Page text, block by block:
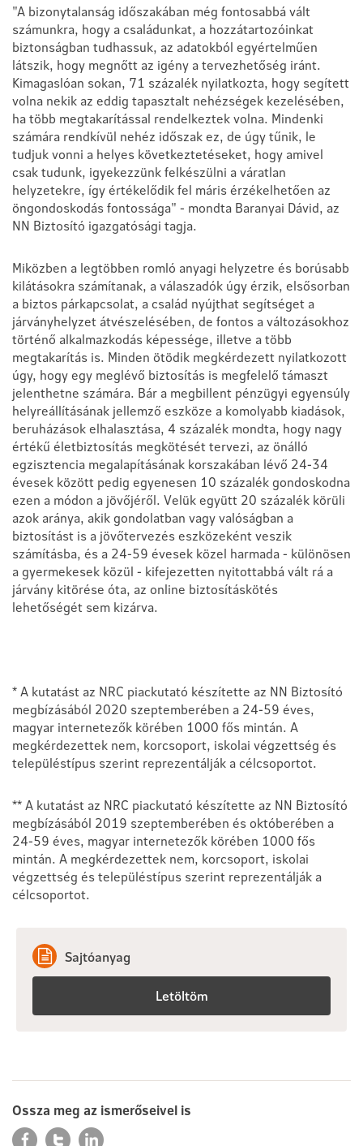
"A bizonytalanság időszakában még fontosabbá vált
számunkra, hogy a családunkat, a hozzátartozóinkat
biztonságban tudhassuk, az adatokból egyértelműen
látszik, hogy megnőtt az igény a tervezhetőség iránt.
Kimagaslóan sokan, 71 százalék nyilatkozta, hogy segített
volna nekik az eddig tapasztalt nehézségek kezelésében,
ha több megtakarítással rendelkeztek volna. Mindenki
számára rendkívül nehéz időszak ez, de úgy tűnik, le
tudjuk vonni a helyes következtetéseket, hogy amivel
csak tudunk, igyekezzünk felkészülni a váratlan
helyzetekre, így értékelődik fel máris érzékelhetően az
öngondoskodás fontossága" - mondta Baranyai Dávid, az
NN Biztosító igazgatósági tagja.
Miközben a legtöbben romló anyagi helyzetre és borúsabb
kilátásokra számítanak, a válaszadók úgy érzik, elsősorban
a biztos párkapcsolat, a család nyújthat segítséget a
járványhelyzet átvészelésében, de fontos a változásokhoz
történő alkalmazkodás képessége, illetve a több
megtakarítás is. Minden ötödik megkérdezett nyilatkozott
úgy, hogy egy meglévő biztosítás is megfelelő támaszt
jelenthetne számára. Bár a megbillent pénzügyi egyensúly
helyreállításának jellemző eszköze a komolyabb kiadások,
beruházások elhalasztása, 4 százalék mondta, hogy nagy
értékű életbiztosítás megkötését tervezi, az önálló
egzisztencia megalapításának korszakában lévő 24-34
évesek között pedig egyenesen 10 százalék gondoskodna
ezen a módon a jövőjéről. Velük együtt 20 százalék körüli
azok aránya, akik gondolatban vagy valóságban a
biztosítást is a jövőtervezés eszközeként veszik
számításba, és a 24-59 évesek közel harmada - különösen
a gyermekesek közül - kifejezetten nyitottabbá vált rá a
járvány kitörése óta, az online biztosításkötés
lehetőségét sem kizárva.
* A kutatást az NRC piackutató készítette az NN Biztosító
megbízásából 2020 szeptemberében a 24-59 éves,
magyar internetezők körében 1000 fős mintán. A
megkérdezettek nem, korcsoport, iskolai végzettség és
településtípus szerint reprezentálják a célcsoportot.
** A kutatást az NRC piackutató készítette az NN Biztosító
megbízásából 2019 szeptemberében és októberében a
24-59 éves, magyar internetezők körében 1000 fős
mintán. A megkérdezettek nem, korcsoport, iskolai
végzettség és településtípus szerint reprezentálják a
célcsoportot.
Sajtóanyag
Letöltöm
Ossza meg az ismerőseivel is